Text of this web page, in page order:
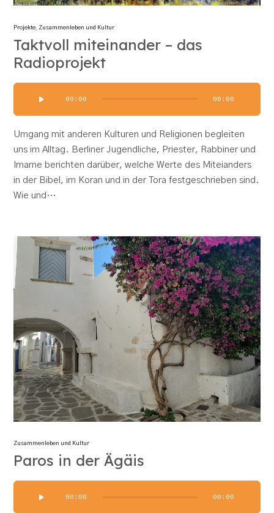
Projekte, Zusammenleben und Kultur
Taktvoll miteinander – das
Radioprojekt
00:00 00:00
Umgang mit anderen Kulturen und Religionen begleiten
uns im Alltag. Berliner Jugendliche, Priester, Rabbiner und
Imame berichten darüber, welche Werte des Miteianders
in der Bibel, im Koran und in der Tora festgeschrieben sind.
Wie und…
Zusammenleben und Kultur
Paros in der Ägäis
00:00 00:00